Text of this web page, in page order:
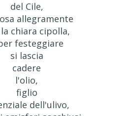
del Cile,
allegramente
chiara cipolla,
festeggiare
si lascia
cadere
l'olio,
figlio
dell'ulivo,